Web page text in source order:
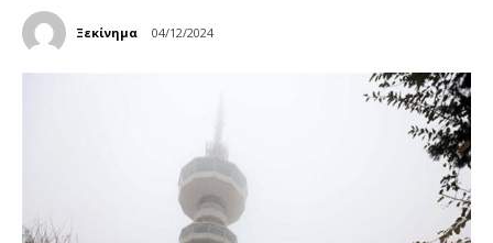
Ξεκίνημα 04/12/2024